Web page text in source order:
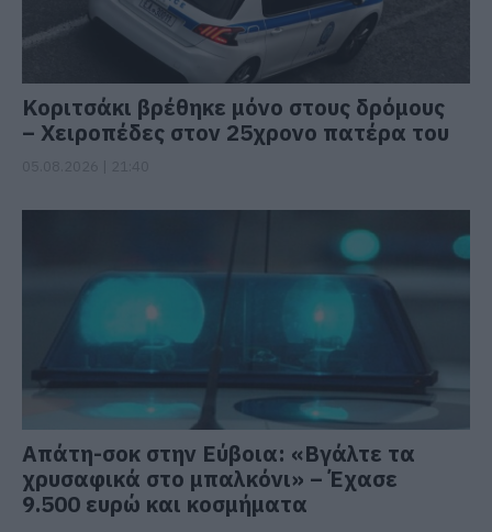
Κοριτσάκι βρέθηκε μόνο στους δρόμους
– Χειροπέδες στον 25χρονο πατέρα του
Απάτη-σοκ στην Εύβοια: «Βγάλτε τα
χρυσαφικά στο μπαλκόνι» – Έχασε
9.500 ευρώ και κοσμήματα